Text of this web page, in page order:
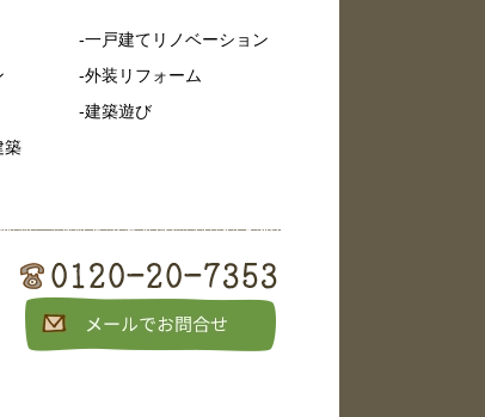
築
一戸建てリノベーション
外装リフォーム
建築遊び